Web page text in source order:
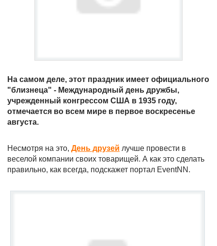
На самом деле, этот праздник имеет официального
"близнеца" - Международный день дружбы,
учрежденный конгрессом США в 1935 году,
отмечается во всем мире в первое воскресенье
августа.
Несмотря на это, День друзей лучше провести в
веселой компании своих товарищей. А как это сделать
правильно, как всегда, подскажет портал EventNN.